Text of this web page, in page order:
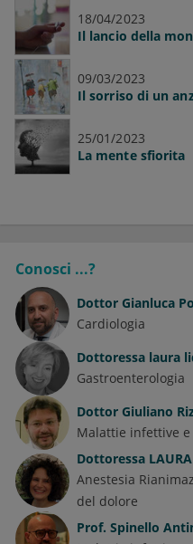
18/04/2023
Il lancio della
09/03/2023
Il sorriso di un
25/01/2023
La mente sfiorita
Conosci ...?
Dottor Gianluca
Cardiologia
Dottoressa laura
Gastroenterologia
Dottor Giuliano
Malattie infettive
Dottoressa
Anestesia
del dolore
Prof. Spinello